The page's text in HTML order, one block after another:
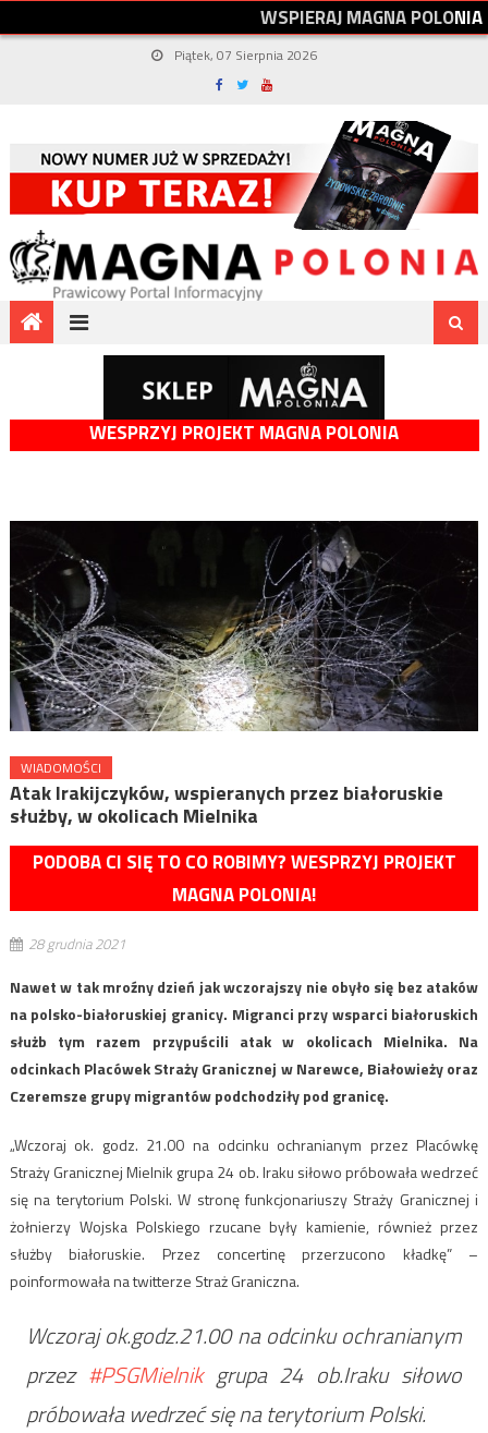
WSPIERAJMAGNAPOLONIA
Piątek, 07 Sierpnia 2026
WESPRZYJ PROJEKT MAGNA POLONIA
WIADOMOŚCI
Atak Irakijczyków, wspieranych przez białoruskie
służby, w okolicach Mielnika
PODOBA CI SIĘ TO CO ROBIMY? WESPRZYJ PROJEKT
MAGNA POLONIA!
28 grudnia 2021
Nawet w tak mroźny dzień jak wczorajszy nie obyło się bez ataków
na polsko-białoruskiej granicy. Migranci przy wsparci białoruskich
służb tym razem przypuścili atak w okolicach Mielnika. Na
odcinkach Placówek Straży Granicznej w Narewce, Białowieży oraz
Czeremsze grupy migrantów podchodziły pod granicę.
„Wczoraj ok. godz. 21.00 na odcinku ochranianym przez Placówkę
Straży Granicznej Mielnik grupa 24 ob. Iraku siłowo próbowała wedrzeć
się na terytorium Polski. W stronę funkcjonariuszy Straży Granicznej i
żołnierzy Wojska Polskiego rzucane były kamienie, również przez
służby białoruskie. Przez concertinę przerzucono kładkę” –
poinformowała na twitterze Straż Graniczna.
Wczoraj ok.godz.21.00 na odcinku ochranianym
przez #PSGMielnikgrupa 24 ob.Iraku siłowo
próbowała wedrzeć się na terytorium Polski.